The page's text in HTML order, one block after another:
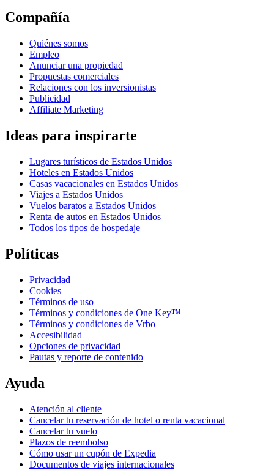
Compañía
Quiénes somos
Empleo
Anunciar una propiedad
Propuestas comerciales
Relaciones con los inversionistas
Publicidad
Affiliate Marketing
Ideas para inspirarte
Lugares turísticos de Estados Unidos
Hoteles en Estados Unidos
Casas vacacionales en Estados Unidos
Viajes a Estados Unidos
Vuelos baratos a Estados Unidos
Renta de autos en Estados Unidos
Todos los tipos de hospedaje
Políticas
Privacidad
Cookies
Términos de uso
Términos y condiciones de One Key™
Términos y condiciones de Vrbo
Accesibilidad
Opciones de privacidad
Pautas y reporte de contenido
Ayuda
Atención al cliente
Cancelar tu reservación de hotel o renta vacacional
Cancelar tu vuelo
Plazos de reembolso
Cómo usar un cupón de Expedia
Documentos de viajes internacionales